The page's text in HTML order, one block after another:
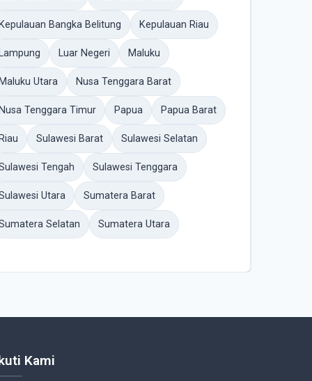
Bangka Belitung Kepulauan Riau
Luar Negeri Maluku
Utara Nusa Tenggara Barat
Tenggara Timur Papua Papua Barat
Sulawesi Barat Sulawesi Selatan
Tengah Sulawesi Tenggara
Utara Sumatera Barat
Selatan Sumatera Utara
Kami